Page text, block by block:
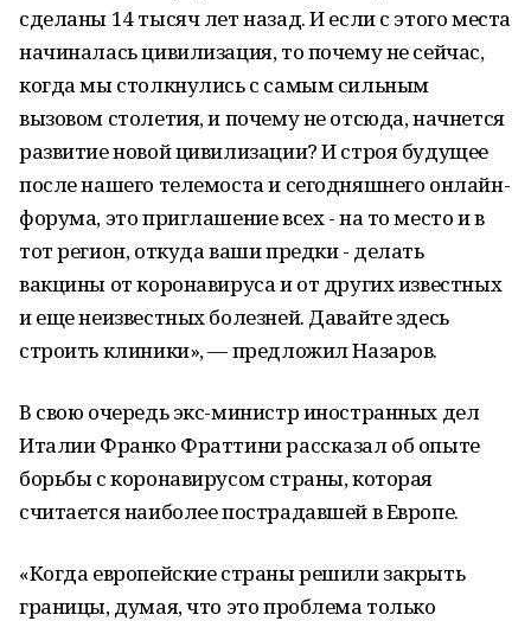
сделаны 14 тысяч лет назад. И если с этого места
начиналась цивилизация, то почему не сейчас,
когда мы столкнулись с самым сильным
вызовом столетия, и почему не отсюда, начнется
развитие новой цивилизации? И строя будущее
после нашего телемоста и сегодняшнего онлайн-
форума, это приглашение всех - на то место и в
тот регион, откуда ваши предки - делать
вакцины от коронавируса и от других известных
и еще неизвестных болезней. Давайте здесь
строить клиники», — предложил Назаров.
В свою очередь экс-министр иностранных дел
Италии Франко Фраттини рассказал об опыте
борьбы с коронавирусом страны, которая
считается наиболее пострадавшей в Европе.
«Когда европейские страны решили закрыть
границы, думая, что это проблема только